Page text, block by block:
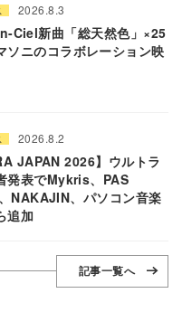
2026.8.3
Ciel新曲「総天然色」×25
ソニのコラボレーション映
2026.8.2
JAPAN 2026】ウルトラ
発表でMykris、PAS
NAKAJIN、パソコン音楽
追加
記事一覧へ